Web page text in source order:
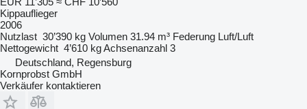
Kippauflieger
2006
Nutzlast 30’390 kg Volumen 31.94 m³ Federung Luft/Luft
Nettogewicht 4’610 kgAchsenanzahl 3
Deutschland, Regensburg
Kornprobst GmbH
Verkäufer kontaktieren